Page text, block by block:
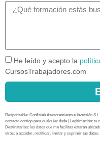
He leído y acepto la
CursosTrabajadores.com
Responsable: Confislab Asesoramiento e Inversión
contacto contigo para cualquier duda | Legitimación: tu
Destinatarios: los datos que me facilitas estarán
otros, a acceder, rectificar, limitar y suprimir tus datos.